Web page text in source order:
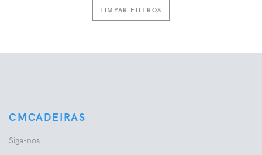
LIMPAR FILTROS
CMCADEIRAS
Siga-nos